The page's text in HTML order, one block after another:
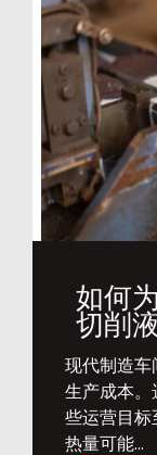
如何
切削
现代制造车
生产成本。
些运营目标
热量可能...